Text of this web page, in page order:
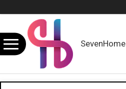
SevenHome